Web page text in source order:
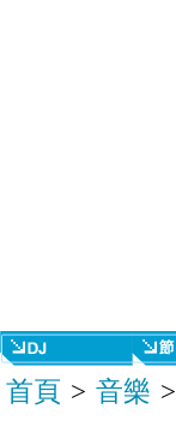
首頁 > 音樂 >